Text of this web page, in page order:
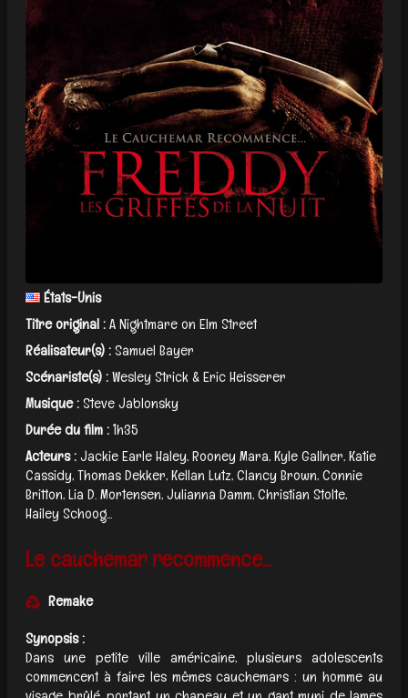
États-Unis
Titre original :A Nightmare on Elm Street
Réalisateur(s) :Samuel Bayer
Scénariste(s) :Wesley Strick & Eric Heisserer
Musique :Steve Jablonsky
Durée du film :1h35
Acteurs :Jackie Earle Haley, Rooney Mara, Kyle Gallner, Katie
Cassidy, Thomas Dekker, Kellan Lutz, Clancy Brown, Connie
Britton, Lia D. Mortensen, Julianna Damm, Christian Stolte,
Hailey Schoog...
Le cauchemar recommence...
Remake
Synopsis :
Dans une petite ville américaine, plusieurs adolescents
commencent à faire les mêmes cauchemars : un homme au